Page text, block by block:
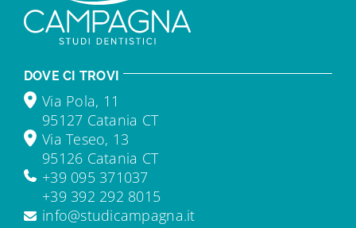
DOVE CI TROVI
Via Pola, 11
95127 Catania CT
Via Teseo, 13
95126 Catania CT
+39 095 371037
+39 392 292 8015
info@studicampagna.it